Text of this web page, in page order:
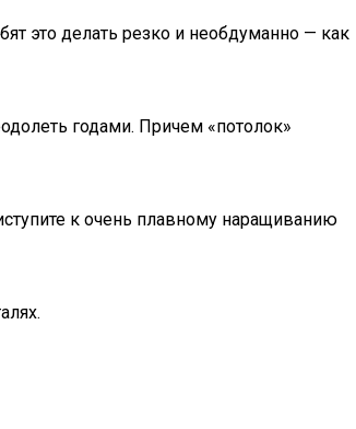
это делать резко и необдуманно — как
годами. Причем «потолок»
к очень плавному наращиванию